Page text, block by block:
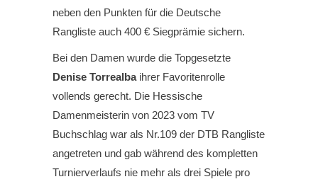
neben den Punkten für die Deutsche
Rangliste auch 400 € Siegprämie sichern.
Bei den Damen wurde die Topgesetzte
Denise Torrealbaihrer Favoritenrolle
vollends gerecht. Die Hessische
Damenmeisterin von 2023 vom TV
Buchschlag war als Nr.109 der DTB Rangliste
angetreten und gab während des kompletten
Turnierverlaufs nie mehr als drei Spiele pro